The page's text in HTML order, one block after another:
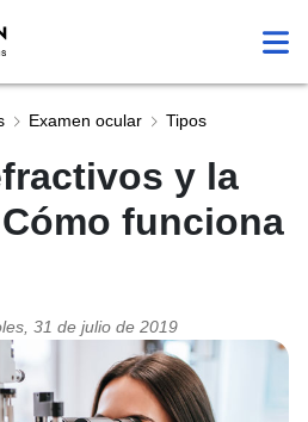
Examen ocular Tipos
y la
funciona
31 de julio de 2019